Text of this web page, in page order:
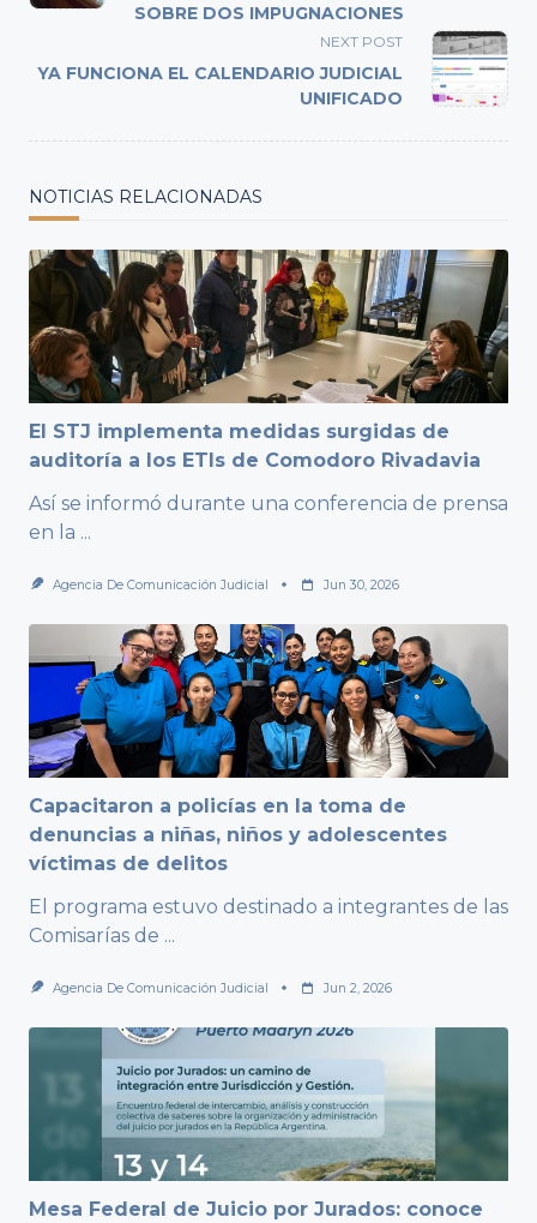
screen-
text">Page</span>
SOBRE DOS IMPUGNACIONES
NEXT POST
YA FUNCIONA EL CALENDARIO JUDICIAL
UNIFICADO
NOTICIAS RELACIONADAS
El STJ implementa medidas surgidas de
auditoría a los ETIs de Comodoro Rivadavia
Así se informó durante una conferencia de prensa
en la ...
Agencia De Comunicación Judicial Jun 30, 2026
Capacitaron a policías en la toma de
denuncias a niñas, niños y adolescentes
víctimas de delitos
El programa estuvo destinado a integrantes de las
Comisarías de ...
Agencia De Comunicación Judicial Jun 2, 2026
Mesa Federal de Juicio por Jurados: conoce